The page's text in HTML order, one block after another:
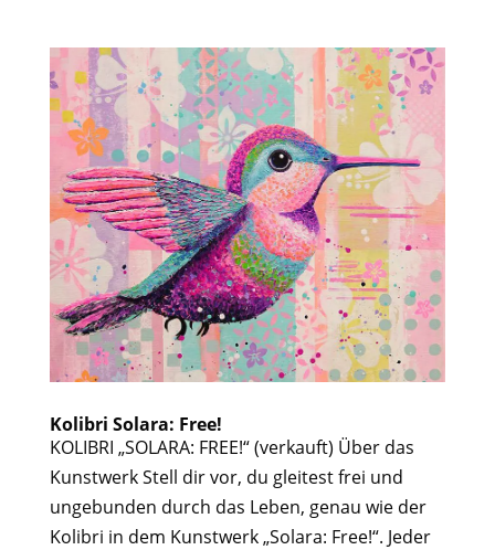
Kolibri Solara: Free!
KOLIBRI „SOLARA: FREE!“ (verkauft) Über das
Kunstwerk Stell dir vor, du gleitest frei und
ungebunden durch das Leben, genau wie der
Kolibri in dem Kunstwerk „Solara: Free!“. Jeder